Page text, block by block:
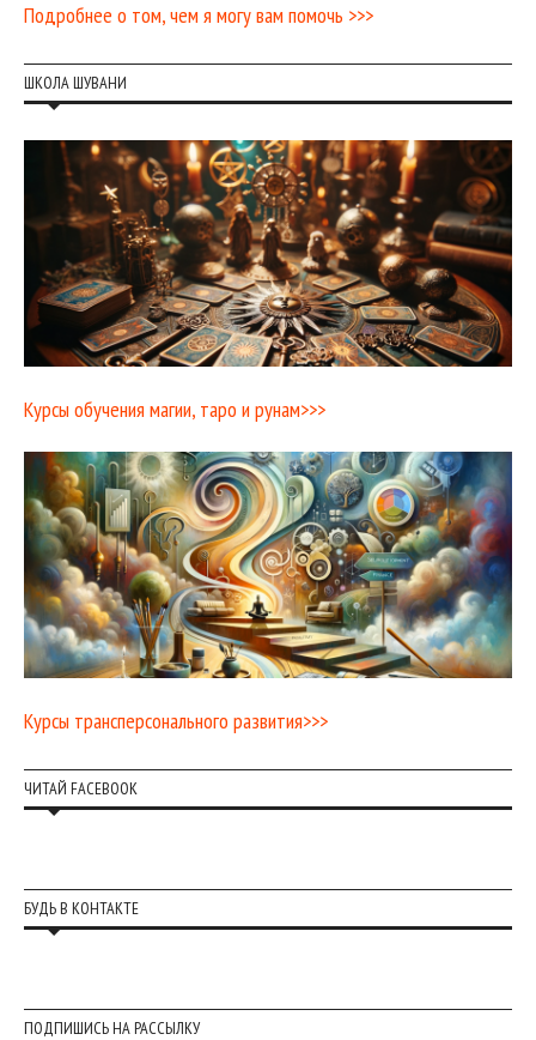
Подробнее о том, чем я могу вам помочь >>>
ШКОЛА ШУВАНИ
Курсы обучения магии, таро и рунам>>>
Курсы трансперсонального развития>>>
ЧИТАЙ FACEBOOK
БУДЬ В КОНТАКТЕ
ПОДПИШИСЬ НА РАССЫЛКУ